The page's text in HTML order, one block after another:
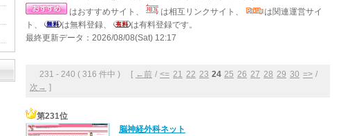
はおすすめサイト、
は相互リンクサイト、
は関連運営サイ
ト、
は無料登録、
は有料登録です。
最終更新データ：2026/08/08(Sat) 12:17
231 - 240 ( 316 件中 ) [ ←前 / <= 21 22 23 24 25 26 27 28 29 30 => /
次→ ]
第231位
脳神経外科ネット